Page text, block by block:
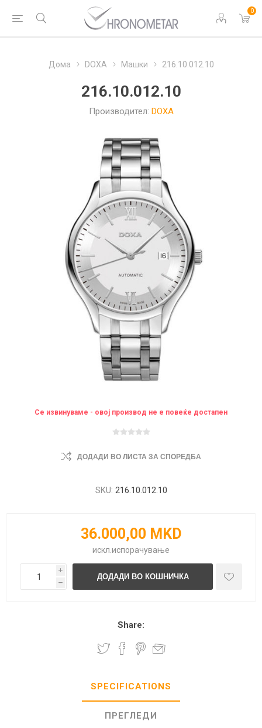
0
Дома DOXA Машки 216.10.012.10
216.10.012.10
Производител: DOXA
Се извинуваме - овој производ не е повеќе достапен
ДОДАДИ ВО ЛИСТА ЗА СПОРЕДБА
SKU: 216.10.012.10
36.000,00 MKD
искл. испорачување
i
h
Share:
SPECIFICATIONS
ПРЕГЛЕДИ